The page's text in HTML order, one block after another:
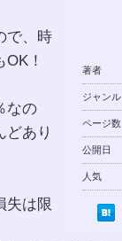
著者
ジャンル
ページ数
公開日
人気
で、時
！
なの
どあり
失は限